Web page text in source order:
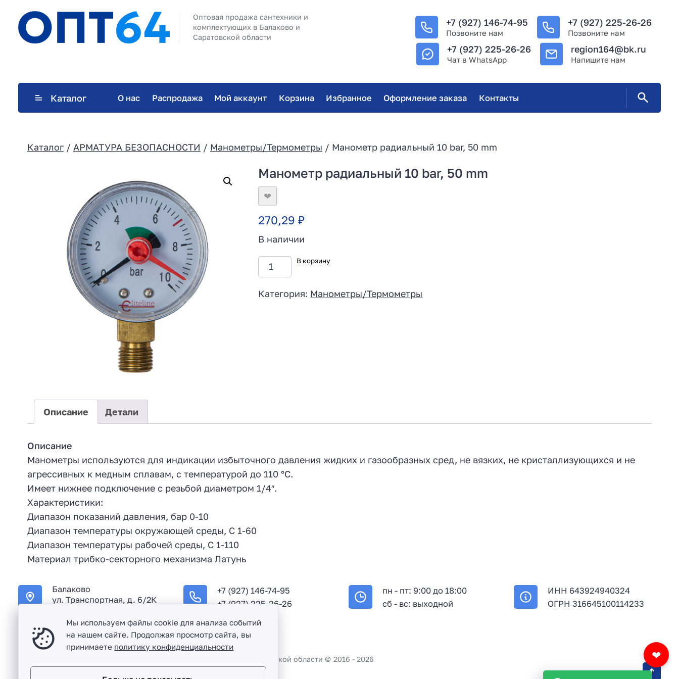
Оптовая продажа сантехники и
комплектующих в Балаково и
Саратовской области
+7 (927) 146-74-95
Позвоните нам
+7 (927) 225-26-26
Позвоните нам
+7 (927) 225-26-26
Чат в WhatsApp
region164@bk.ru
Напишите нам
Каталог О нас Распродажа Мой аккаунт Корзина Избранное Оформление заказа Контакты
Каталог / АРМАТУРА БЕЗОПАСНОСТИ / Манометры/Термометры / Манометр радиальный 10 bar, 50 mm
Манометр радиальный 10 bar, 50 mm
❤
270,29₽
В наличии
В корзину
Категория: Манометры/Термометры
Описание Детали
Описание
Манометры используются для индикации избыточного давления жидких и газообразных сред, не вязких, не кристаллизующихся и не
агрессивных к медным сплавам, с температурой до 110 °C.
Имеет нижнее подключение с резьбой диаметром 1/4″.
Характеристики:
Диапазон показаний давления, бар 0-10
Диапазон температуры окружающей среды, C 1-60
Диапазон температуры рабочей среды, C 1-110
Материал трибко-секторного механизма Латунь
Балаково
ул. Транспортная, д. 6/2К
+7 (927) 146-74-95
+7 (927) 225-26-26
пн - пт: 9:00 до 18:00
сб - вс: выходной
ИНН 643924940324
ОГРН 316645100114233
❤
Оптовая продажа сантехники и комплектующих в Балаково и Саратовской области © 2016 - 2026
Мы используем файлы cookie для анализа событий
на нашем сайте. Продолжая просмотр сайта, вы
принимаете политику конфиденциальности